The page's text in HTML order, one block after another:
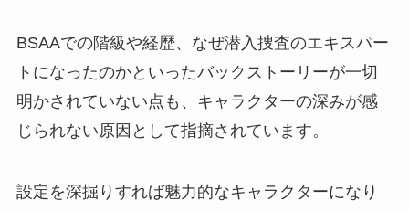
BSAAでの階級や経歴、なぜ潜入捜査のエキスパー
トになったのかといったバックストーリーが一切
明かされていない点も、キャラクターの深みが感
じられない原因として指摘されています。
設定を深掘りすれば魅力的なキャラクターになり